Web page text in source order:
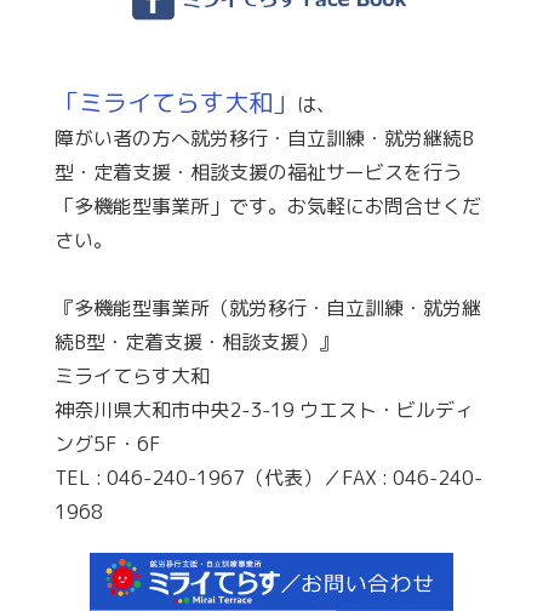
「ミライてらす大和」 は、
障がい者の方へ就労移行・自立訓練・就労継続B
型・定着支援・相談支援の福祉サービスを行う
「多機能型事業所」です。お気軽にお問合せくだ
さい。
『多機能型事業所（就労移行・自立訓練・就労継
続B型・定着支援・相談支援）』
ミライてらす大和
神奈川県大和市中央2-3-19 ウエスト・ビルディ
ング5F・6F
TEL : 046-240-1967（代表）／FAX : 046-240-
1968